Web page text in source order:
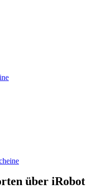
über iRobot